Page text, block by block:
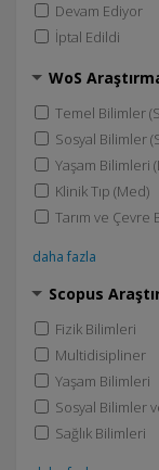
Devam Ediyor
İptal Edildi
WoS
Temel Bilimler
Sosyal Bilimler
Yaşam Bilimleri
Klinik Tıp (Med)
Tarım ve Çevre
daha fazla
Scopus
Fizik Bilimleri
Multidisipliner
Yaşam Bilimleri
Sosyal Bilimler
Sağlık Bilimleri